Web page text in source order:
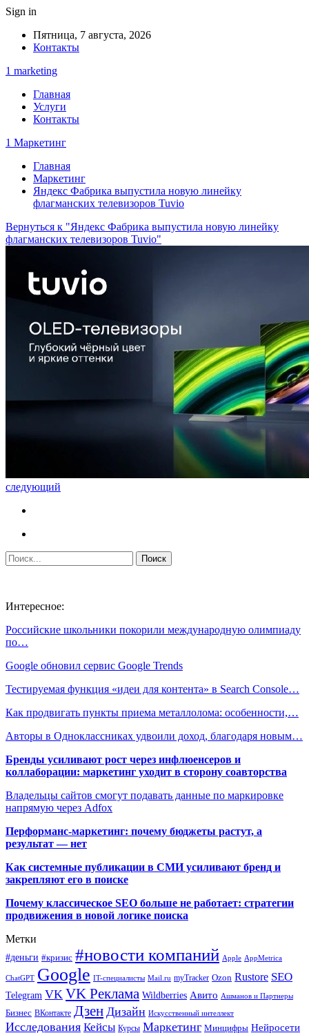
Sign in
Пятница, 7 августа, 2026
Контакты
1 marketing
Главная
Услуги
Контакты
1 Маркетинг
Главная
Маркетинг
Яндекс Фабрика выпустила новую линейку
флагманских телевизоров Tuvio
Вернуться к "Яндекс Фабрика выпустила новую линейку
флагманских телевизоров Tuvio"
следующий
Интересное:
Российские школьники покорили международную олимпиаду
по…
Google обновил сервис Google Trends
Тестируемая функция «идеи для контента» в Search Console…
Как продвигать пункты приема металлолома: особенности,…
Авторы в Одноклассниках удвоили доход, благодаря новым…
Бренды усиливают рост через инфлюенсеров и
коллаборации: маркетинг уходит в сторону соавторства
Владельцы сайтов смогут подавать данные по маркировке
напрямую через Adfox
Перформанс-маркетинг: почему бюджеты растут, а
результат — нет
Как системные публикации в СМИ усиливают бренд и
закрепляют его в поиске
Почему классическое SEO больше не работает: стратегии
продвижения в новой логике поиска
Метки
#деньги #кризис #новости компаний Apple AppMetrica
ChatGPT Google IT-специалисты Mail.ru myTracker Ozon Rustore SEO
Telegram VK VK Реклама Wildberries Авито Ашманов и Партнеры
Бизнес ВКонтакте Дзен Дизайн Искусственный интеллект
Исследования Кейсы Курсы Маркетинг Минцифры Нейросети